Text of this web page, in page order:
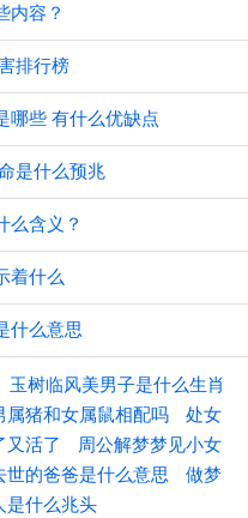
内容？
排行榜
哪些 有什么优缺点
是什么预兆
么含义？
着什么
什么意思
玉树临风美男子是什么生肖
属猪和女属鼠相配吗
处女
又活了
周公解梦梦见小女
世的爸爸是什么意思
做梦
是什么兆头